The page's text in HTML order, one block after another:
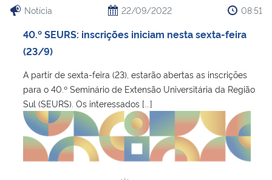
Notícia 22/09/2022 08:51
40.º SEURS: inscrições iniciam nesta sexta-feira
(23/9)
A partir de sexta-feira (23), estarão abertas as inscrições
para o 40.º Seminário de Extensão Universitária da Região
Sul (SEURS). Os interessados [...]